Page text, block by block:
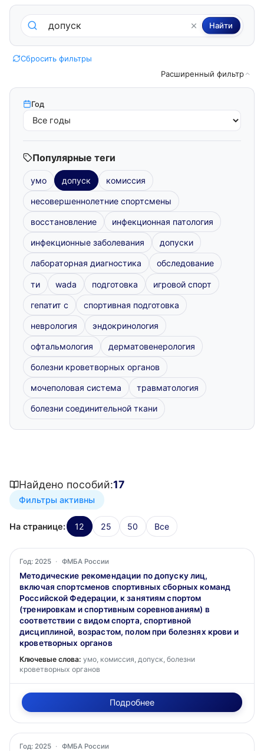
Поиск по методическим пособиям Найти
Сбросить фильтры
Расширенный фильтр
Год
Популярные теги
умо допуск комиссия
несовершеннолетние спортсмены
восстановление инфекционная патология
инфекционные заболевания допуски
лабораторная диагностика обследование
ти wada подготовка игровой спорт
гепатит с спортивная подготовка
неврология эндокринология
офтальмология дерматовенерология
болезни кроветворных органов
мочеполовая система травматология
болезни соединительной ткани
Найдено пособий:17
Фильтры активны
На странице: 12 25 50 Все
Год: 2025 · ФМБА России
Методические рекомендации по допуску лиц,
включая спортсменов спортивных сборных команд
Российской Федерации, к занятиям спортом
(тренировкам и спортивным соревнованиям) в
соответствии с видом спорта, спортивной
дисциплиной, возрастом, полом при болезнях крови и
кроветворных органов
Ключевые слова: умо, комиссия, допуск, болезни
кроветворных органов
Подробнее
Год: 2025 · ФМБА России